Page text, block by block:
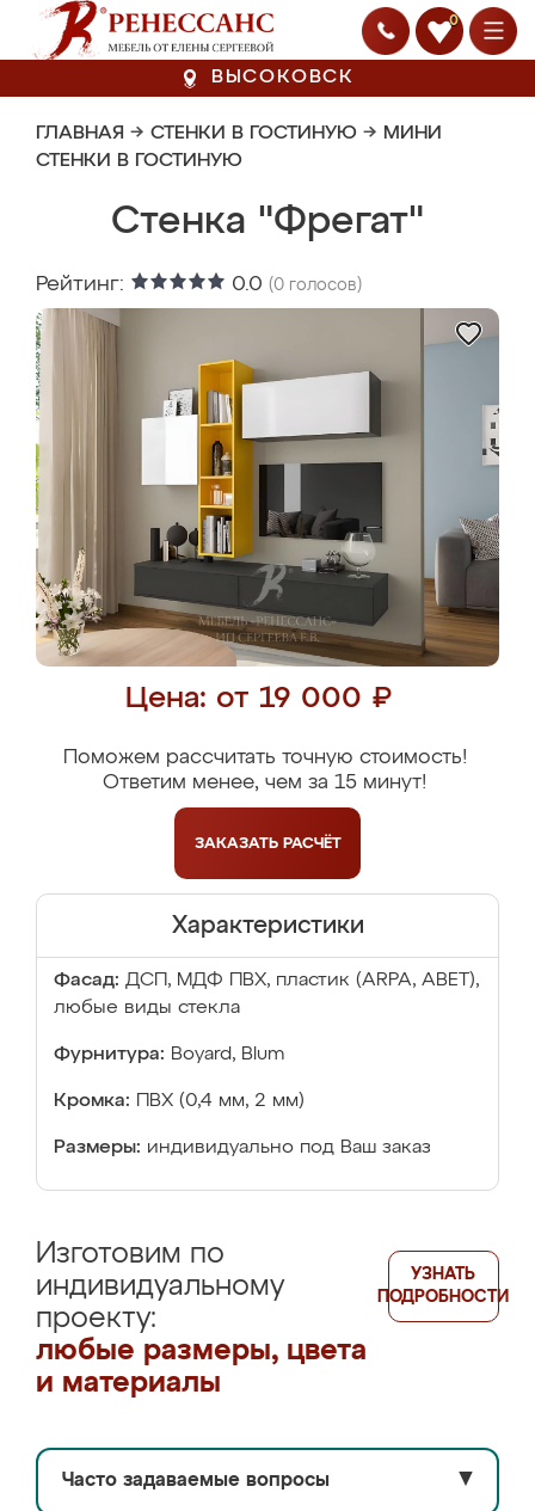
0
ВЫСОКОВСК
ГЛАВНАЯ → СТЕНКИ В ГОСТИНУЮ → МИНИ
СТЕНКИ В ГОСТИНУЮ
Стенка "Фрегат"
Рейтинг: 0.0 (0 голосов)
Цена: от 19 000 ₽
Поможем рассчитать точную стоимость!
Ответим менее, чем за 15 минут!
ЗАКАЗАТЬ РАСЧЁТ
Характеристики
Фасад: ДСП, МДФ ПВХ, пластик (ARPA, ABET),
любые виды стекла
Фурнитура: Boyard, Blum
Кромка: ПВХ (0,4 мм, 2 мм)
Размеры: индивидуально под Ваш заказ
Изготовим по
индивидуальному
проекту:
любые размеры, цвета
и материалы
УЗНАТЬ
ПОДРОБНОСТИ
Часто задаваемые вопросы ▼